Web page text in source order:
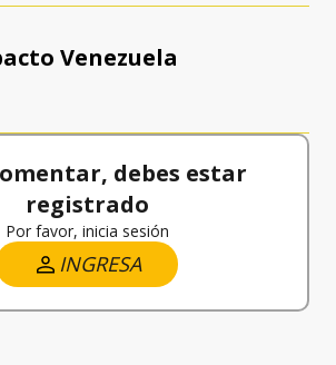
Venezuela
debes estar
registrado
Por favor, inicia sesión
INGRESA